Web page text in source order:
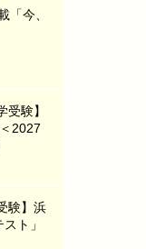
「今、
受験】
2027
験】浜
ト」